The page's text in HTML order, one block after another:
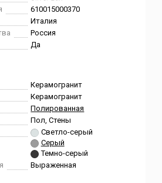
610015000370
Италия
Россия
Да
Керамогранит
Керамогранит
Полированная
Пол, Стены
Светло-серый
Серый
Темно-серый
Выраженная